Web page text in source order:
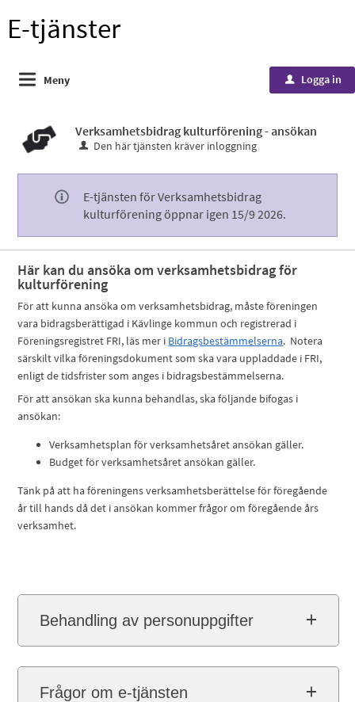
E-tjänster
Meny u Logga in
Verksamhetsbidrag kulturförening - ansökan
Den här tjänsten kräver inloggning
E-tjänsten för Verksamhetsbidrag
kulturförening öppnar igen 15/9 2026.
Här kan du ansöka om verksamhetsbidrag för
kulturförening
För att kunna ansöka om verksamhetsbidrag, måste föreningen
vara bidragsberättigad i Kävlinge kommun och registrerad i
Föreningsregistret FRI, läs mer i Bidragsbestämmelserna. Notera
särskilt vilka föreningsdokument som ska vara uppladdade i FRI,
enligt de tidsfrister som anges i bidragsbestämmelserna.
För att ansökan ska kunna behandlas, ska följande bifogas i
ansökan:
Verksamhetsplan för verksamhetsåret ansökan gäller.
Budget för verksamhetsåret ansökan gäller.
Tänk på att ha föreningens verksamhetsberättelse för föregående
år till hands då det i ansökan kommer frågor om föregående års
verksamhet.
Behandling av personuppgifter
Frågor om e-tjänsten